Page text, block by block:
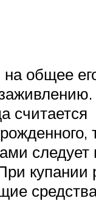
общее
считается
следует
купании